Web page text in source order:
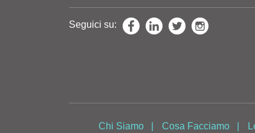
Seguici su:
Chi Siamo Cosa Facciamo